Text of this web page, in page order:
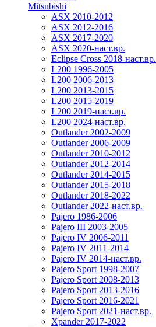
Mitsubishi
ASX 2010-2012
ASX 2012-2016
ASX 2017-2020
ASX 2020-наст.вр.
Eclipse Cross 2018-наст.вр.
L200 1996-2005
L200 2006-2013
L200 2013-2015
L200 2015-2019
L200 2019-наст.вр.
L200 2024-наст.вр.
Outlander 2002-2009
Outlander 2006-2009
Outlander 2010-2012
Outlander 2012-2014
Outlander 2014-2015
Outlander 2015-2018
Outlander 2018-2022
Outlander 2022-наст.вр.
Pajero 1986-2006
Pajero III 2003-2005
Pajero IV 2006-2011
Pajero IV 2011-2014
Pajero IV 2014-наст.вр.
Pajero Sport 1998-2007
Pajero Sport 2008-2013
Pajero Sport 2013-2016
Pajero Sport 2016-2021
Pajero Sport 2021-наст.вр.
Xpander 2017-2022